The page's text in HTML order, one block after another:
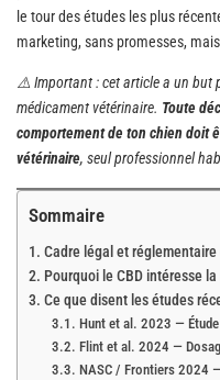
le tour des études les plus
marketing, sans promesses,
⚠️ Important : cet article a un but
médicament vétérinaire. Toute
comportement de ton chien doit
vétérinaire, seul professionnel
Sommaire
Cadre légal et réglementaire
Pourquoi le CBD intéresse
Ce que disent les études
Hunt et al. 2023 —
Flint et al. 2024 —
NASC / Frontiers 2024